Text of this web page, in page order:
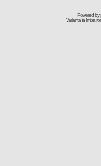
Powered by
Varianta în limba